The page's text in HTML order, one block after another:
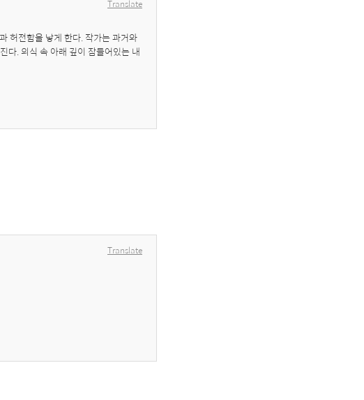
Translate
허전함을 낳게 한다. 작가는 과거와
다. 의식 속 아래 깊이 잠들어있는 내
Translate